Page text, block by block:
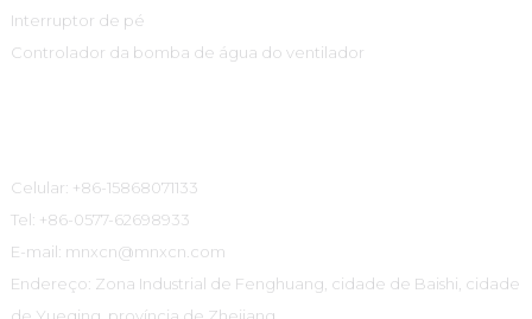
Interruptor de pé
Controlador da bomba de água do ventilador
Celular: +86-15868071133
Tel: +86-0577-62698933
E-mail: mnxcn@mnxcn.com
Endereço: Zona Industrial de Fenghuang, cidade de Baishi, cidade